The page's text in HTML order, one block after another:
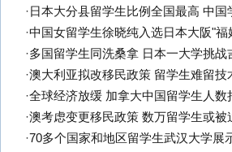
· 日本大分县留学生比例全国最高 中国
·中国女留学生徐晓纯入选日本大阪"福
·多国留学生同洗桑拿 日本一大学挑战
·澳大利亚拟改移民政策 留学生难留技
·全球经济放缓 加拿大中国留学生人数
·澳考虑变更移民政策 数万留学生或被
·70多个国家和地区留学生武汉大学展